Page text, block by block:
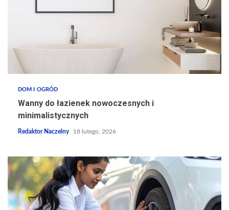
DOM I OGRÓD
Wanny do łazienek nowoczesnych i
minimalistycznych
Redaktor Naczelny 18 lutego, 2026